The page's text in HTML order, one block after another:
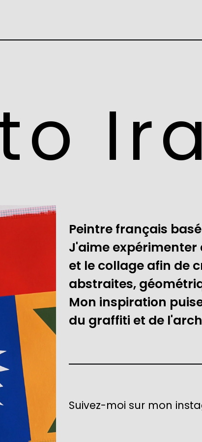
Peintre français
J'aime
et le collage afin de
abstraites,
Mon inspiration
du graffiti et de
Suivez-moi sur mon